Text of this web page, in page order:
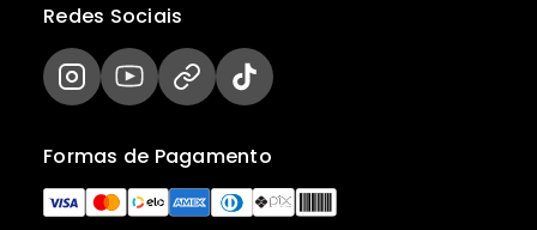
Formas de Pagamento
Redes Sociais